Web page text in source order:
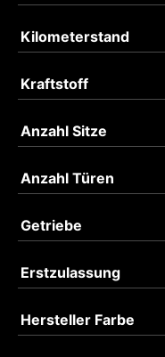
Kilometerstand
Kraftstoff
Anzahl Sitze
Anzahl Türen
Getriebe
Erstzulassung
Hersteller Farbe